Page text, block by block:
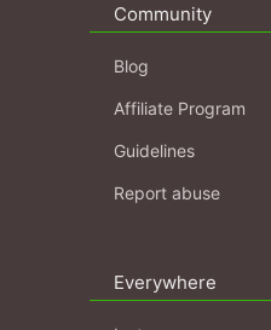
Community
Blog
Affiliate Program
Guidelines
Report abuse
Everywhere